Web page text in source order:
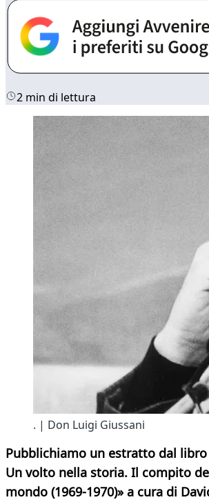
2 min di lettura
. | Don Luigi Giussani
Pubblichiamo un estratto dal libro
Un volto nella storia. Il compito
mondo (1969-1970)» a cura di